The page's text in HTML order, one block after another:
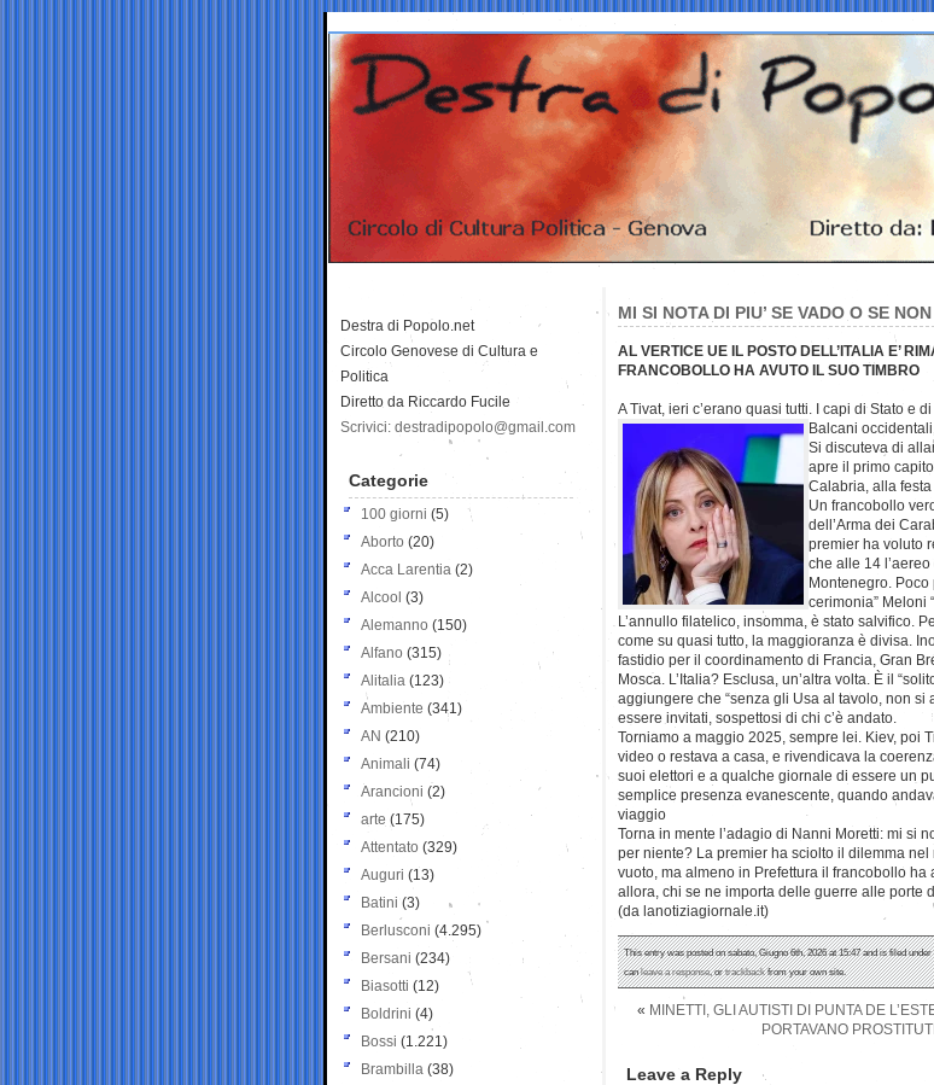
MI SI NOTA DI PIU’ SE VADO O SE
AL VERTICE UE IL POSTO DELL’ITALIA E’
FRANCOBOLLO HA AVUTO IL SUO TIMBRO
A Tivat, ieri c’erano quasi tutti. I capi di Stato e
Balcani
Si discuteva di
apre il primo
Calabria, alla
Un francobollo
dell’Arma dei
premier ha voluto
che alle 14
Montenegro.
cerimonia” Meloni
L’annullo filatelico, insomma, è stato salvifico.
come su quasi tutto, la maggioranza è divisa.
fastidio per il coordinamento di Francia, Gran
Mosca. L’Italia? Esclusa, un’altra volta. È il
aggiungere che “senza gli Usa al tavolo, non si
essere invitati, sospettosi di chi c’è andato.
Torniamo a maggio 2025, sempre lei. Kiev, poi
video o restava a casa, e rivendicava la
suoi elettori e a qualche giornale di essere un
semplice presenza evanescente, quando
viaggio
Torna in mente l’adagio di Nanni Moretti: mi si
per niente? La premier ha sciolto il dilemma nel
vuoto, ma almeno in Prefettura il francobollo
allora, chi se ne importa delle guerre alle porte
(da lanotiziagiornale.it)
This entry was posted on sabato, Giugno 6th, 2026 at 15:47 and is filed under
canleave a response, ortrackbackfrom your own site.
« MINETTI, GLI AUTISTI DI PUNTA DE
PORTAVANO
Leave a Reply
Destra di Popolo.net
Circolo Genovese di Cultura e
Politica
Diretto da Riccardo Fucile
Scrivici: destradipopolo@gmail.com
Categorie
100 giorni (5)
Aborto (20)
Acca Larentia (2)
Alcool (3)
Alemanno (150)
Alfano (315)
Alitalia (123)
Ambiente (341)
AN (210)
Animali (74)
Arancioni (2)
arte (175)
Attentato (329)
Auguri (13)
Batini (3)
Berlusconi (4.295)
Bersani (234)
Biasotti (12)
Boldrini (4)
Bossi (1.221)
Brambilla (38)